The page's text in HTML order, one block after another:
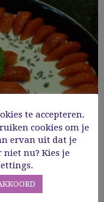
lavendel
te accepteren.
cookies om je
ervan uit dat je
nu? Kies je